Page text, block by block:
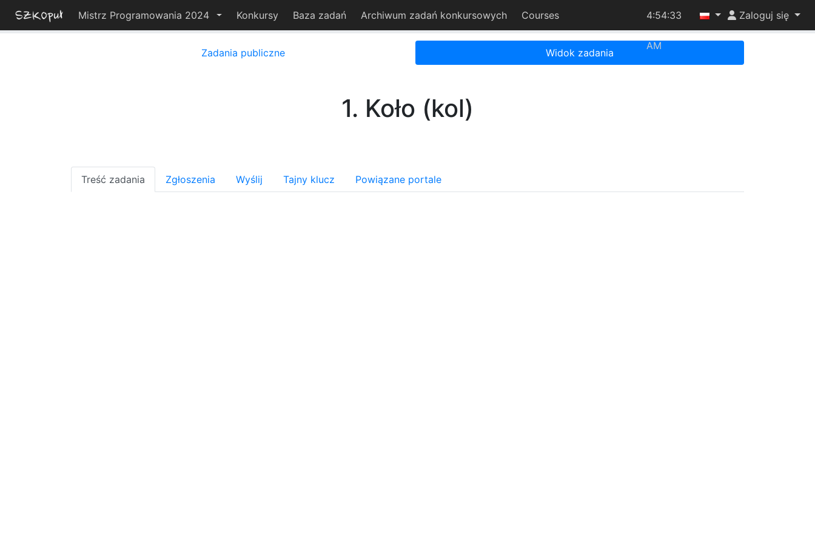
Mistrz Programowania 2024 Konkursy Baza zadań Archiwum zadań konkursowych Courses 4:54:33
AM
Zaloguj się
Zadania publiczne Widok zadania
1. Koło (kol)
Treść zadania Zgłoszenia Wyślij Tajny klucz Powiązane portale